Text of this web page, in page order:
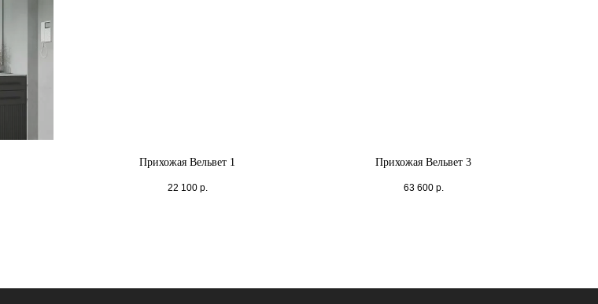
Прихожая Вельвет 1
22 100 р.
Прихожая Вельвет 3
63 600 р.